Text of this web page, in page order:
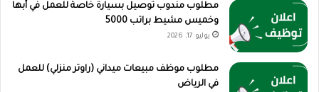
مطلوب مندوب توصيل بسيارة خاصة للعمل في أبها
وخميس مشيط براتب 5000
يوليو 17, 2026
مطلوب موظف مبيعات ميداني (راوتر منزلي) للعمل
في الرياض